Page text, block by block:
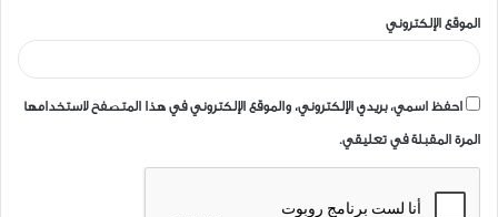
الموقع الإلكتروني
احفظ اسمي، بريدي الإلكتروني، والموقع الإلكتروني في هذا المتصفح لاستخدامها
المرة المقبلة في تعليقي.